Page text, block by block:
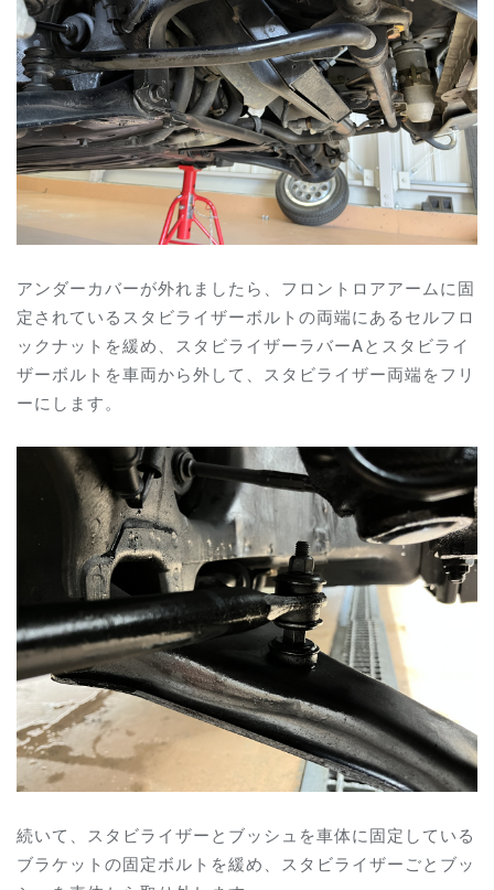
アンダーカバーが外れましたら、フロントロアアームに固
定されているスタビライザーボルトの両端にあるセルフロ
ックナットを緩め、スタビライザーラバーAとスタビライ
ザーボルトを車両から外して、スタビライザー両端をフリ
ーにします。
続いて、スタビライザーとブッシュを車体に固定している
ブラケットの固定ボルトを緩め、スタビライザーごとブッ